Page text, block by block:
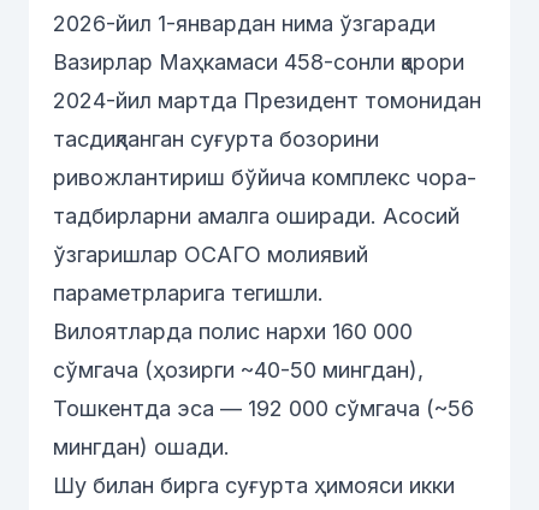
2026-йил 1-январдан нима ўзгаради
Вазирлар Маҳкамаси 458-сонли қарори
2024-йил мартда Президент томонидан
тасдиқланган суғурта бозорини
ривожлантириш бўйича комплекс чора-
тадбирларни амалга оширади. Асосий
ўзгаришлар ОСАГО молиявий
параметрларига тегишли.
Вилоятларда полис нархи 160 000
сўмгача (ҳозирги ~40-50 мингдан),
Тошкентда эса — 192 000 сўмгача (~56
мингдан) ошади.
Шу билан бирга суғурта ҳимояси икки